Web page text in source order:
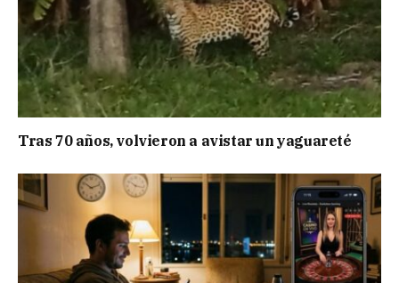
Tras 70 años, volvieron a avistar un yaguareté